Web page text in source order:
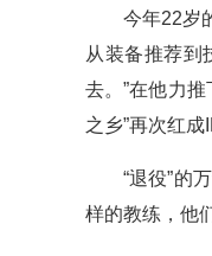
今年22岁
从装备推荐到
去。”在他力
之乡”再次红成
“退役”的
样的教练，他